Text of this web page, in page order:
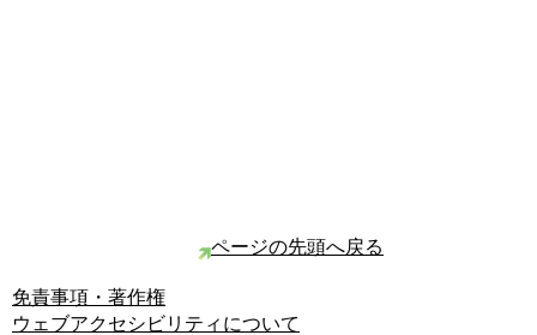
ページの先頭へ戻る
免責事項・著作権
ウェブアクセシビリティについて